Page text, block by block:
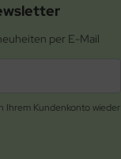
per E-Mail
Ihrem Kundenkonto wieder